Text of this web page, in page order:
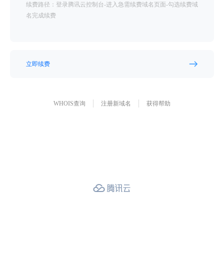
续费路径：登录腾讯云控制台-进入急需续费域名页面-勾选续费域
名完成续费
立即续费
WHOIS查询 注册新域名 获得帮助